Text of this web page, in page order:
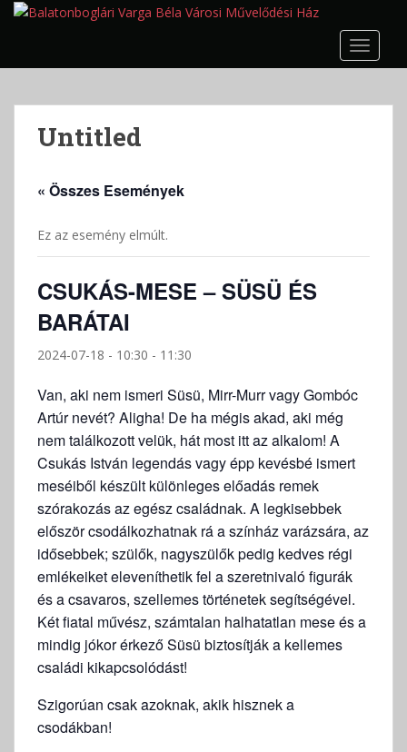
p
Untitled
« Összes Események
Ez az esemény elmúlt.
CSUKÁS-MESE – SÜSÜ ÉS
BARÁTAI
2024-07-18 - 10:30 - 11:30
Van, aki nem ismeri Süsü, Mirr-Murr vagy Gombóc
Artúr nevét? Aligha! De ha mégis akad, aki még
nem találkozott velük, hát most itt az alkalom! A
Csukás István legendás vagy épp kevésbé ismert
meséiből készült különleges előadás remek
szórakozás az egész családnak. A legkisebbek
először csodálkozhatnak rá a színház varázsára, az
idősebbek; szülők, nagyszülők pedig kedves régi
emlékeiket eleveníthetik fel a szeretnivaló figurák
és a csavaros, szellemes történetek segítségével.
Két fiatal művész, számtalan halhatatlan mese és a
mindig jókor érkező Süsü biztosítják a kellemes
családi kikapcsolódást!
Szigorúan csak azoknak, akik hisznek a
csodákban!